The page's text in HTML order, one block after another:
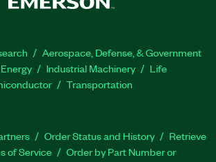
Aerospace, Defense, & Government
Energy Industrial Machinery
Life
Transportation
Order Status and History
Retrieve
of Service
Order by Part Number or